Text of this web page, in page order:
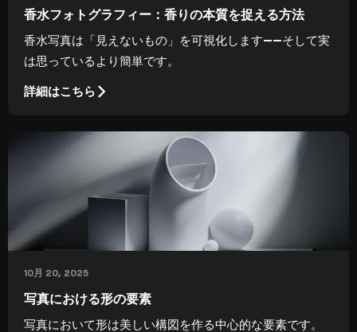
香水フォトグラフィー：香りの本質を捉える方法
香水写真は「見えないもの」を可視化します——そして実
は思っているより簡単です。
詳細はこちら
10月 20, 2025
写真における形の要素
写真において形は美しい構図を作る中心的な要素です。